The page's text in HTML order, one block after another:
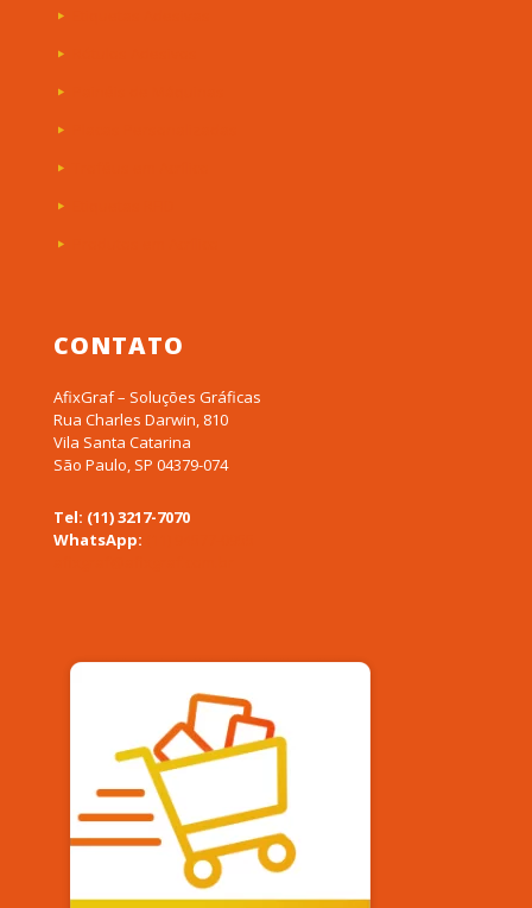
CONTATO
AfixGraf – Soluções Gráficas
Rua Charles Darwin, 810
Vila Santa Catarina
São Paulo, SP 04379-074
Tel: (11) 3217-7070
WhatsApp: